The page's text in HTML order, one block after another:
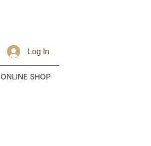
Log In
ONLINE SHOP